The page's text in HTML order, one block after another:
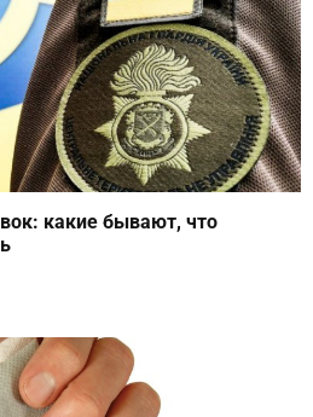
какие бывают, что